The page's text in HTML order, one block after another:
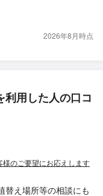
2026年8月時点
用した人の口コ
のご要望にお応えします
替え場所等の相談にも